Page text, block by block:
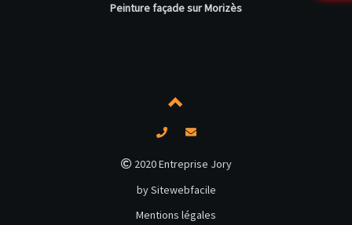
Peinture façade sur Morizès
2020 Entreprise Jory
by Sitewebfacile
Mentions légales